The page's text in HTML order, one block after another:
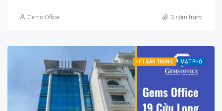
Gems Office 3 năm trước
HẾT SÀN TRỐNG MẶT PHỐ